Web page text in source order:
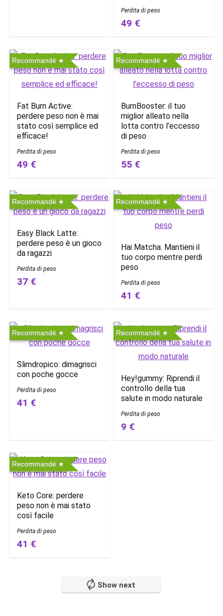
Perdita di peso
49 €
Recommandé
Fat Burn Active:
perdere peso non è mai
stato così semplice ed
efficace!
Perdita di peso
49 €
Recommandé
BurnBooster: il tuo
miglior alleato nella
lotta contro l’eccesso
di peso
Perdita di peso
55 €
Recommandé
Easy Black Latte:
perdere peso è un gioco
da ragazzi
Perdita di peso
37 €
Recommandé
Hai Matcha: Mantieni il
tuo corpo mentre perdi
peso
Perdita di peso
41 €
Recommandé
Slimdropico: dimagrisci
con poche gocce
Perdita di peso
41 €
Recommandé
Hey!gummy: Riprendi il
controllo della tua
salute in modo naturale
Perdita di peso
9 €
Recommandé
Keto Core: perdere
peso non è mai stato
così facile
Perdita di peso
41 €
Show next